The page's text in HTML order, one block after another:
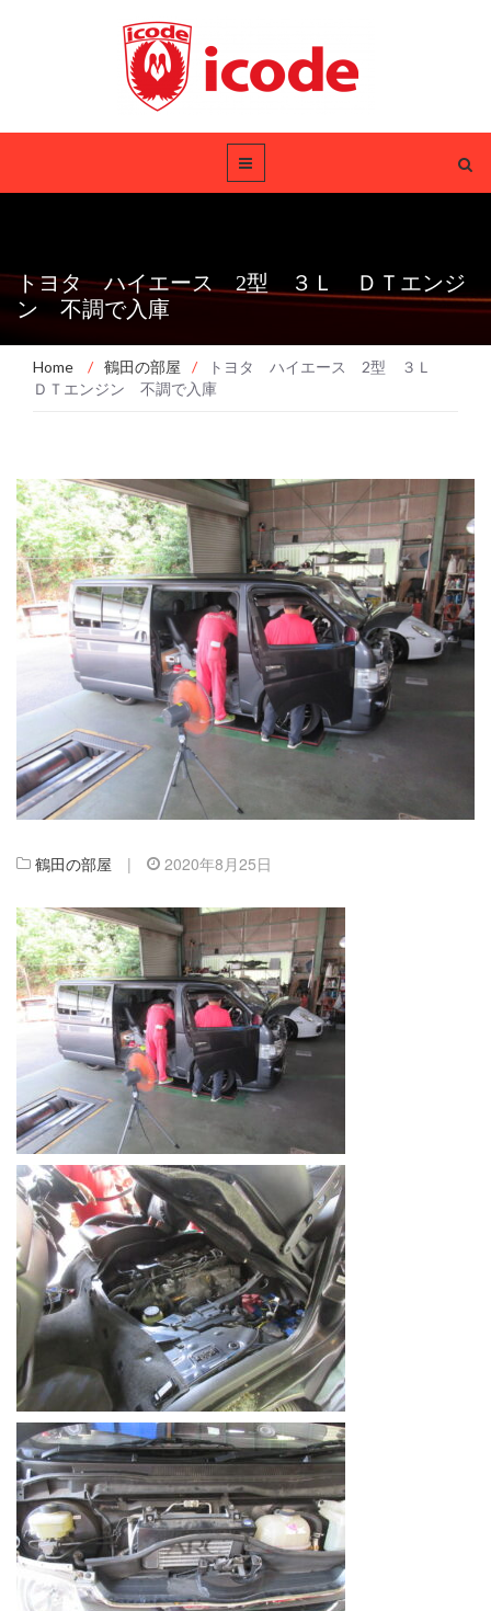
トヨタ ハイエース 2型 ３Ｌ ＤＴエンジ
ン 不調で入庫
Home / 鶴田の部屋 /
トヨタ ハイエース 2型 ３Ｌ
ＤＴエンジン 不調で入庫
鶴田の部屋 | 2020年8月25日